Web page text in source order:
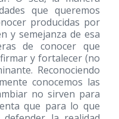
que queremos
producidas por
y semejanza de esa
de conocer que
y fortalecer (no
Reconociendo
conocemos las
no sirven para
que para lo que